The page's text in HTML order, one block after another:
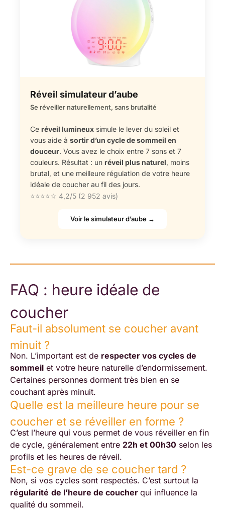
Réveil simulateur d’aube
Se réveiller naturellement, sans brutalité
Ce réveil lumineux simule le lever du soleil et
vous aide à sortir d’un cycle de sommeil en
douceur. Vous avez le choix entre 7 sons et 7
couleurs. Résultat : un réveil plus naturel, moins
brutal, et une meilleure régulation de votre heure
idéale de coucher au fil des jours.
⭐⭐⭐⭐☆ 4,2/5 (2 952 avis)
Voir le simulateur d’aube →
FAQ : heure idéale de
coucher
Faut-il absolument se coucher avant
minuit ?
Non. L’important est de respecter vos cycles de
sommeil et votre heure naturelle d’endormissement.
Certaines personnes dorment très bien en se
couchant après minuit.
Quelle est la meilleure heure pour se
coucher et se réveiller en forme ?
C’est l’heure qui vous permet de vous réveiller en fin
de cycle, généralement entre 22h et 00h30 selon les
profils et les heures de réveil.
Est-ce grave de se coucher tard ?
Non, si vos cycles sont respectés. C’est surtout la
régularité de l’heure de coucher qui influence la
qualité du sommeil.